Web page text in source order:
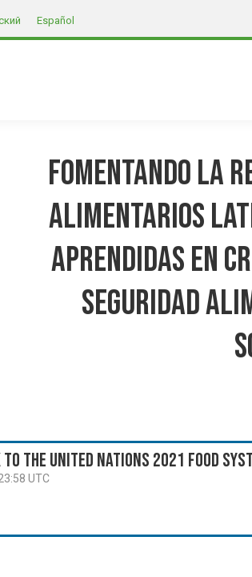
Español
Fomentando la
Alimentarios
Aprendidas en
Seguridad
the United Nations 2021 Food
UTC